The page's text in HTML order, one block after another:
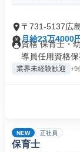
〒731-5137広
月給23万4000
資格 保育士・
導員任用資格保
業界未経験歓迎 +9
NEW 正社員
保育士